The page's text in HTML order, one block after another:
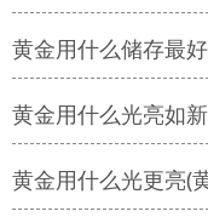
黄金用什么储存最
黄金用什么光亮如
黄金用什么光更亮(